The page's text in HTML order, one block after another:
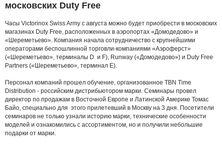
московских Duty Free
Часы Victorinox Swiss Army с августа можно будет приобрести в московских
магазинах Duty Free, расположенных в аэропортах «Домодедово» и
«Шереметьево». Компания начала сотрудничество с крупнейшими
операторами беспошлинной торговли-компаниями «Аэроферст»
(«Шереметьево», терминалы D и F), Runway («Домодедово») и Duty Free
Partners («Шереметьево», терминал Е).
Персонал компаний прошел обучение, организованное TBN Time
Distribution - российским дистрибьютором марки. Семинары провел
директор по продажам в Восточной Европе и Латинской Америке Томас
Байо, специально для этого прилетевший в Москву на 3 дня. Посетители
семинаров не только узнали историю марки, технические особенности
моделей и ознакомились с ассортиментом, но и получили небольшие
подарки от марки.